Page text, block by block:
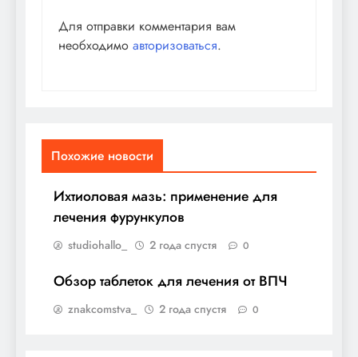
Для отправки комментария вам
необходимо авторизоваться.
Похожие новости
Ихтиоловая мазь: применение для
лечения фурункулов
studiohallo_ 2 года спустя 0
Обзор таблеток для лечения от ВПЧ
znakcomstva_ 2 года спустя 0